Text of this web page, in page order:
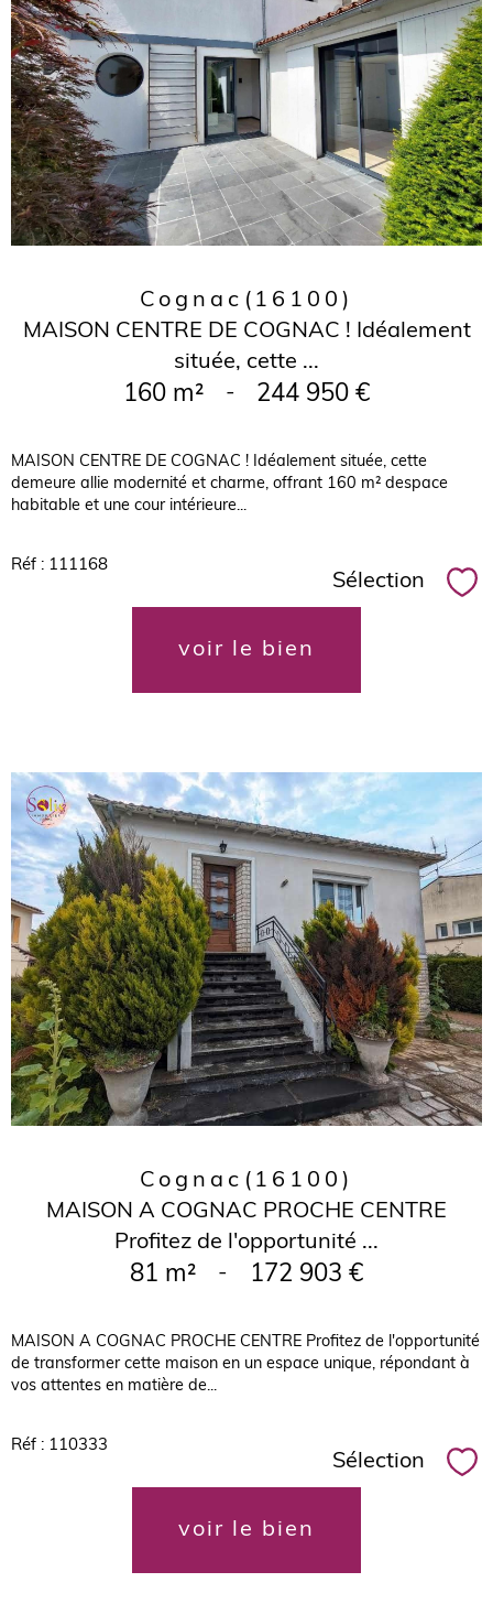
Cognac (16100)
MAISON CENTRE DE COGNAC ! Idéalement
située, cette ...
160 m² - 244 950 €
MAISON CENTRE DE COGNAC ! Idéalement située, cette
demeure allie modernité et charme, offrant 160 m² despace
habitable et une cour intérieure...
Réf : 111168
Sélection
voir le bien
Cognac (16100)
MAISON A COGNAC PROCHE CENTRE
Profitez de l'opportunité ...
81 m² - 172 903 €
MAISON A COGNAC PROCHE CENTRE Profitez de l'opportunité
de transformer cette maison en un espace unique, répondant à
vos attentes en matière de...
Réf : 110333
Sélection
voir le bien